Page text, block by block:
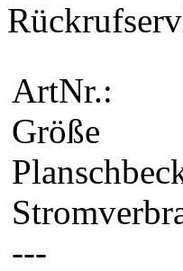
ArtNr.:
Größe
---